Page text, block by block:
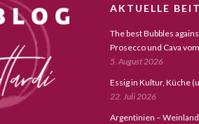
AKTUELLE
The best Bubbles
Prosecco und Cava
5. August 2026
Essig in Kultur, Küche
22. Juli 2026
Argentinien –